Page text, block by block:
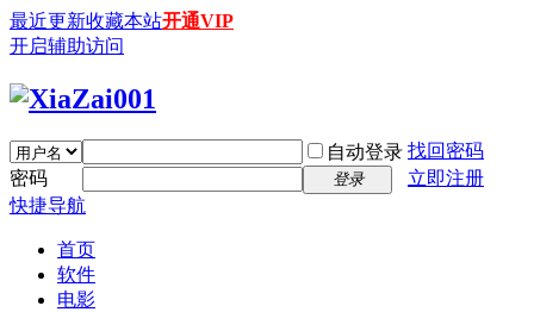
最近更新收藏本站开通VIP
开启辅助访问
自动登录 找回密码
密码
登录
立即注册
快捷导航
首页
软件
电影